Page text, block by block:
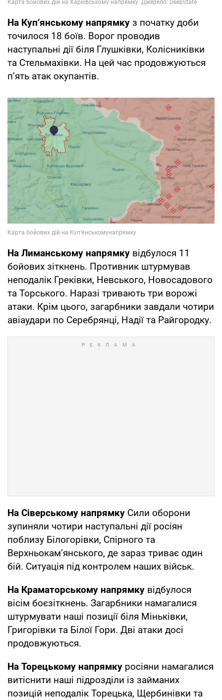
На Куп’янському напрямку з початку доби
точилося 18 боїв. Ворог проводив
наступальні дії біля Глушківки, Колісниківки
та Стельмахівки. На цей час продовжуються
п’ять атак окупантів.
На Лиманському напрямку відбулося 11
бойових зіткнень. Противник штурмував
неподалік Греківки, Невського, Новосадового
та Торського. Наразі тривають три ворожі
атаки. Крім цього, загарбники завдали чотири
авіаудари по Серебрянці, Надії та Райгородку.
На Сіверському напрямку Сили оборони
зупиняли чотири наступальні дії росіян
поблизу Білогорівки, Спірного та
Верхньокам’янського, де зараз триває один
бій. Ситуація під контролем наших військ.
На Краматорському напрямку відбулося
вісім боєзіткнень. Загарбники намагалися
штурмувати наші позиції біля Міньківки,
Григорівки та Білої Гори. Дві атаки досі
продовжуються.
На Торецькому напрямку росіяни намагалися
витіснити наші підрозділи із займаних
позицій неподалік Торецька, Щербинівки та